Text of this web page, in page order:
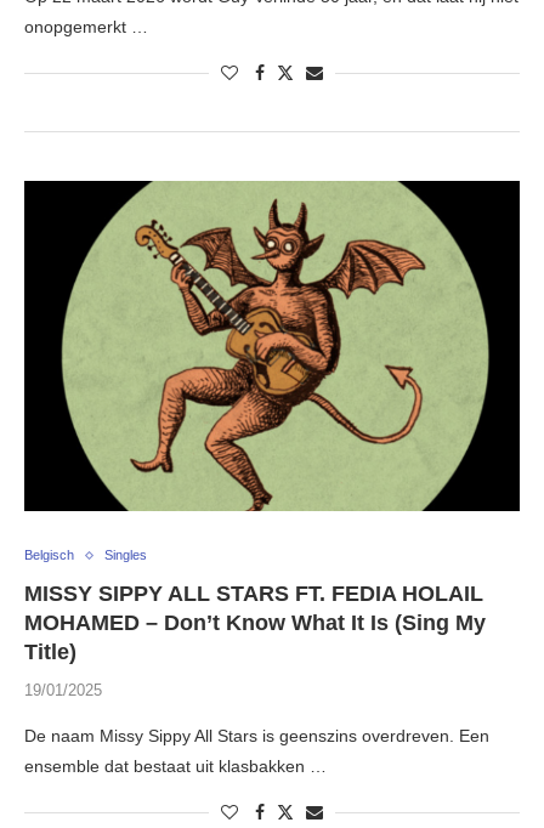
onopgemerkt …
Belgisch Singles
MISSY SIPPY ALL STARS FT. FEDIA HOLAIL
MOHAMED – Don’t Know What It Is (Sing My
Title)
19/01/2025
De naam Missy Sippy All Stars is geenszins overdreven. Een
ensemble dat bestaat uit klasbakken …